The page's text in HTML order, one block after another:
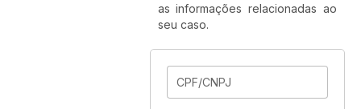
as informações relacionadas ao
seu caso.
CPF/CNPJ